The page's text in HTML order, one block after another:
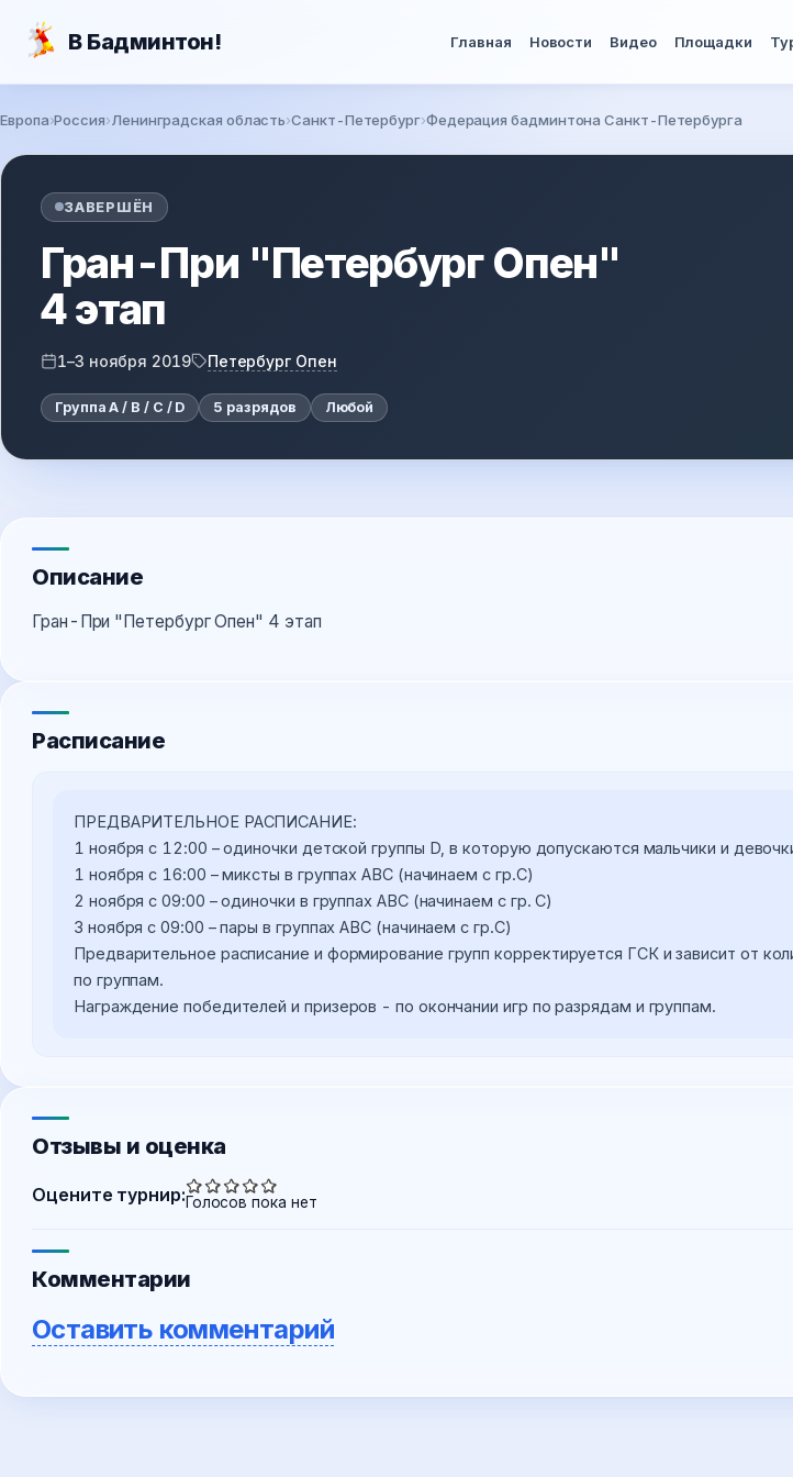
В Бадминтон! Главная Новости Видео Площадки
Вы здесь
Европа Россия Ленинградская область Санкт-Петербург Федерация бадминтона Санкт-Петербурга
ЗАВЕРШЁН
Гран-При "Петербург Опен"
4 этап
1–3 ноября 2019 Петербург Опен
Группа A / B / C / D 5 разрядов Любой
Описание
Гран-При "Петербург Опен" 4 этап
Расписание
ПРЕДВАРИТЕЛЬНОЕ РАСПИСАНИЕ:
1 ноября с 12:00 – одиночки детской группы D, в которую допускаются мальчики и
1 ноября с 16:00 – миксты в группах АВС (начинаем с гр.С)
2 ноября с 09:00 – одиночки в группах АВС (начинаем с гр. С)
3 ноября с 09:00 – пары в группах АВС (начинаем с гр.С)
Предварительное расписание и формирование групп корректируется ГСК и зависит от
по группам.
Отзывы и оценка
Оцените турнир:Голосов пока нет
Комментарии
Оставить комментарий